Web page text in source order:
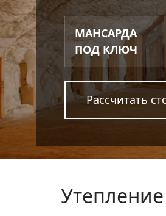
МАНСАРДА
ПОД КЛЮЧ
Рассчитать